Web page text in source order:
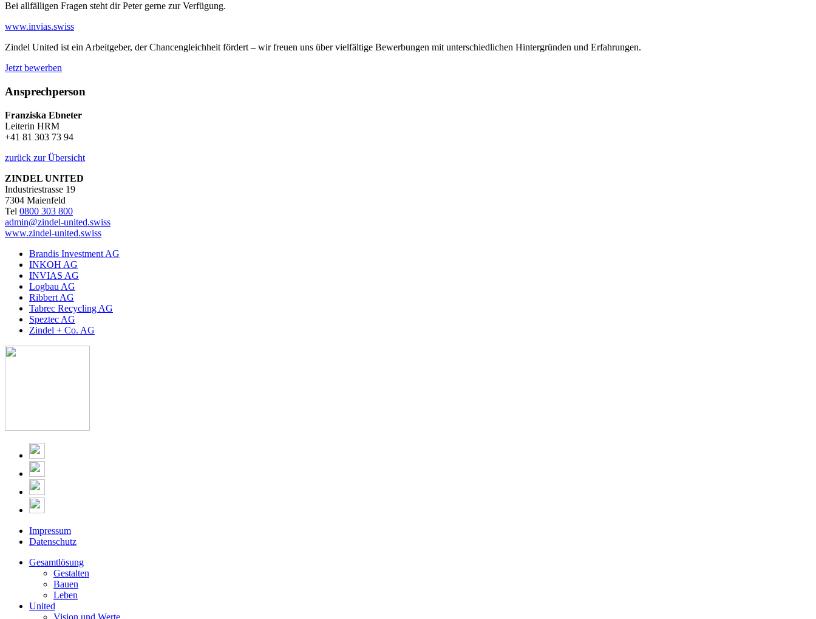
Bei allfälligen Fragen steht dirPeter gerne zur Verfügung.
www.invias.swiss
Zindel United ist ein Arbeitgeber, der Chancengleichheit fördert – wir freuen uns über vielfältige Bewerbungen mit unterschiedlichen Hintergründen und Erfahrungen.
Jetzt bewerben
Ansprechperson
Franziska Ebneter
Leiterin HRM
+41 81 303 73 94
zurück zur Übersicht
ZINDEL UNITED
Industriestrasse 19
7304 Maienfeld
Tel 0800 303 800
admin@zindel-united.swiss
www.zindel-united.swiss
Brandis Investment AG
INKOH AG
INVIAS AG
Logbau AG
Ribbert AG
Tabrec Recycling AG
Speztec AG
Zindel + Co. AG
Impressum
Datenschutz
Gesamtlösung
Gestalten
Bauen
Leben
United
Vision und Werte